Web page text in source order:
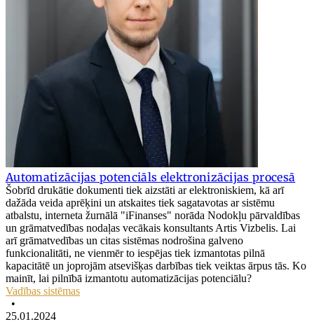
Automatizācijas potenciāls elektronizācijas procesā
Šobrīd drukātie dokumenti tiek aizstāti ar elektroniskiem, kā arī
dažāda veida aprēķini un atskaites tiek sagatavotas ar sistēmu
atbalstu, interneta žurnālā "iFinanses" norāda Nodokļu pārvaldības
un grāmatvedības nodaļas vecākais konsultants Artis Vizbelis. Lai
arī grāmatvedības un citas sistēmas nodrošina galveno
funkcionalitāti, ne vienmēr to iespējas tiek izmantotas pilnā
kapacitātē un joprojām atsevišķas darbības tiek veiktas ārpus tās. Ko
mainīt, lai pilnībā izmantotu automatizācijas potenciālu?
Vadības sistēmas
•
25.01.2024